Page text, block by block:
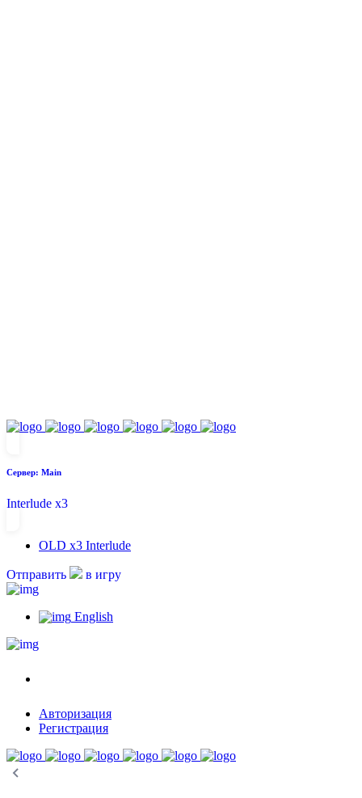
Сервер: Main
Interlude x3
OLD x3 Interlude
Отправить в игру
English
Авторизация
Регистрация